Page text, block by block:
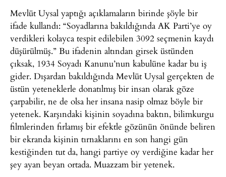
Mevlüt Uysal yaptığı açıklamaların birinde şöyle bir
ifade kullandı: “Soyadlarına bakıldığında AK Parti’ye oy
verdikleri kolayca tespit edilebilen 3092 seçmenin kaydı
düşürülmüş.” Bu ifadenin altından girsek üstünden
çıksak, 1934 Soyadı Kanunu’nun kabulüne kadar bu iş
gider. Dışardan bakıldığında Mevlüt Uysal gerçekten de
üstün yeteneklerle donatılmış bir insan olarak göze
çarpabilir, ne de olsa her insana nasip olmaz böyle bir
yetenek. Karşındaki kişinin soyadına baktın, bilimkurgu
filmlerinden fırlamış bir efektle gözünün önünde beliren
bir ekranda kişinin tırnaklarını en son hangi gün
kestiğinden tut da, hangi partiye oy verdiğine kadar her
şey ayan beyan ortada. Muazzam bir yetenek.